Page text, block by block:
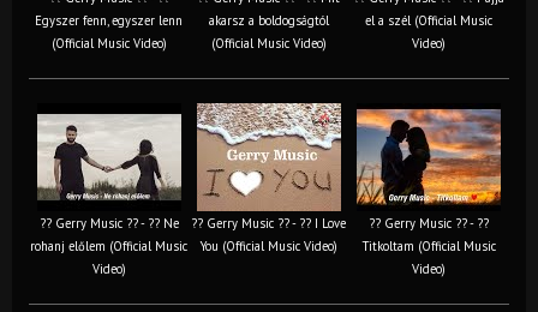
Egyszer fenn, egyszer lenn
(Official Music Video)
akarsz a boldogságtól
(Official Music Video)
el a szél (Official Music
Video)
?? Gerry Music ?? - ?? Ne
rohanj előlem (Official Music
Video)
?? Gerry Music ?? - ?? I Love
You (Official Music Video)
?? Gerry Music ?? - ??
Titkoltam (Official Music
Video)